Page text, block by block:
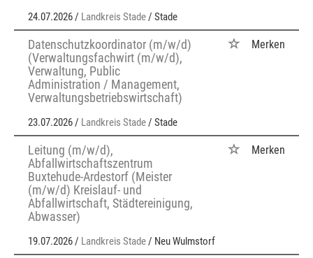
24.07.2026 / Landkreis Stade/ Stade
Datenschutzkoordinator (m/w/d)
(Verwaltungsfachwirt (m/w/d),
Verwaltung, Public
Administration / Management,
Verwaltungsbetriebswirtschaft)
23.07.2026 / Landkreis Stade/ Stade
Merken
Leitung (m/w/d),
Abfallwirtschaftszentrum
Buxtehude-Ardestorf (Meister
(m/w/d) Kreislauf- und
Abfallwirtschaft, Städtereinigung,
Abwasser)
19.07.2026 / Landkreis Stade/ Neu Wulmstorf
Merken